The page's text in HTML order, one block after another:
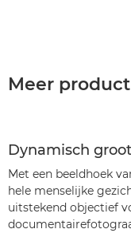
Meer
Dynamisch
Met een beeldhoek
hele menselijke
uitstekend objectief